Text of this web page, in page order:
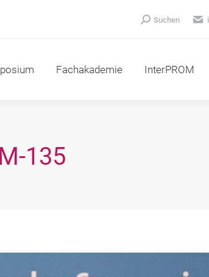
Search:Suchen
Fachakademie InterPROM
135
InterPROM